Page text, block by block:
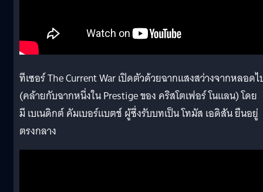
ทีเซอร์ The Current War เปิดตัวด้วยฉากแสงสว่างจากหลอดไ
(คล้ายกับฉากหนึ่งใน Prestige ของ คริสโตเฟอร์ โนแลน) โดย
มี เบเนดิกต์ คัมเบอร์แบตช์ ผู้ซึ่งรับบทเป็น โทมัส เอดิสัน ยืนอยู่
ตรงกลาง